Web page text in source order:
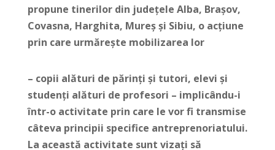
propune tinerilor din județele Alba, Brașov,
Covasna, Harghita, Mureș și Sibiu, o acțiune
prin care urmărește mobilizarea lor
– copii alături de părinți și tutori, elevi și
studenți alături de profesori – implicându-i
într-o activitate prin care le vor fi transmise
câteva principii specifice antreprenoriatului.
La această activitate sunt vizaţi să